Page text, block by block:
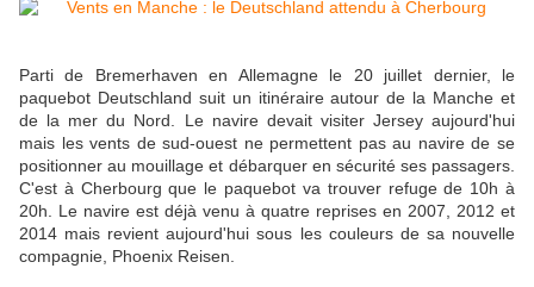
Parti de Bremerhaven en Allemagne le 20 juillet dernier, le
paquebot Deutschland suit un itinéraire autour de la Manche et
de la mer du Nord. Le navire devait visiter Jersey aujourd'hui
mais les vents de sud-ouest ne permettent pas au navire de se
positionner au mouillage et débarquer en sécurité ses passagers.
C'est à Cherbourg que le paquebot va trouver refuge de 10h à
20h. Le navire est déjà venu à quatre reprises en 2007, 2012 et
2014 mais revient aujourd'hui sous les couleurs de sa nouvelle
compagnie, Phoenix Reisen.